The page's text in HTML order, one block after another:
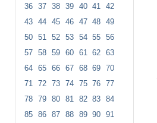
36 37 38 39 40 41
42
43 44 45 46 47 48
49
50 51 52 53 54 55
56
57 58 59 60 61 62
63
64 65 66 67 68 69
70
71
72 73 74 75 76
77
78 79 80 81 82 83
84
85 86 87 88 89 90 91